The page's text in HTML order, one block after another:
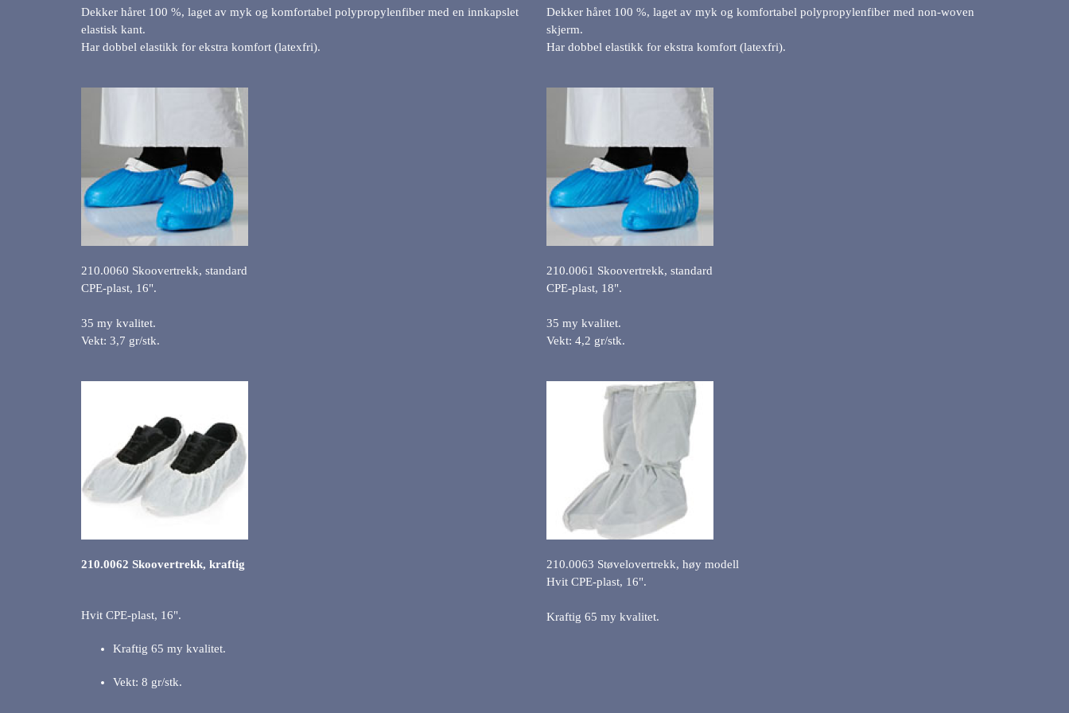
Dekker håret 100 %, laget av myk og komfortabel polypropylenfiber med en innkapslet
elastisk kant.
Har dobbel elastikk for ekstra komfort (latexfri).
Dekker håret 100 %, laget av myk og komfortabel polypropylenfiber med non-woven
skjerm.
Har dobbel elastikk for ekstra komfort (latexfri).
210.0060 Skoovertrekk, standard
CPE-plast, 16".
35 my kvalitet.
Vekt: 3,7 gr/stk.
210.0061 Skoovertrekk, standard
CPE-plast, 18".
35 my kvalitet.
Vekt: 4,2 gr/stk.
210.0062 Skoovertrekk, kraftig
Hvit CPE-plast, 16".
Kraftig 65 my kvalitet.
Vekt: 8 gr/stk.
210.0063 Støvelovertrekk, høy modell
Hvit CPE-plast, 16".
Kraftig 65 my kvalitet.